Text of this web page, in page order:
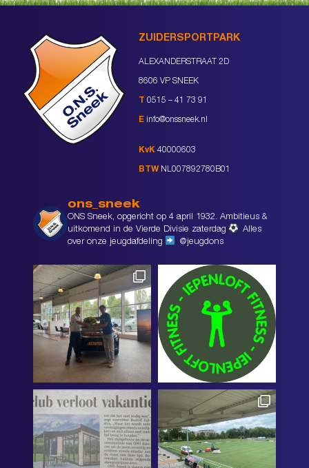
ZUIDERSPORTPARK
ALEXANDERSTRAAT 2D
8606 VP SNEEK
0515 – 41 73 91
E info@onssneek.nl
KvK 40000603
BTW NL007892780B01
ons_sneek
ONS Sneek, opgericht op 4 april 1932. Ambitieus &
uitkomend in de Vierde Divisie zaterdag
Alles
over onze jeugdafdeling
@jeugdons